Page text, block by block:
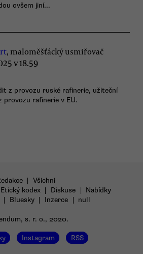
ovšem jiní...
, maloměšťácký usmiřovač
v 18.59
z provozu ruské rafinerie, užiteční
provozu rafinerie v EU.
| Všichni
Etický kodex | Diskuse | Nabídky
| Bluesky | Inzerce | null
s. r. o., 2020.
Instagram RSS